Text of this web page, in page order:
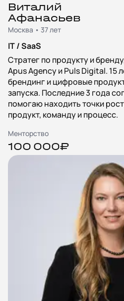
Виталий
Афанасьев
Москва • 37 лет
IT / SaaS
Стратег по продукту и
Apus Agency и Puls Digital. 15
брендинг и цифровые
запуска. Последние 3 года
помогаю находить точки
продукт, команду и процесс.
Менторство
100 000₽